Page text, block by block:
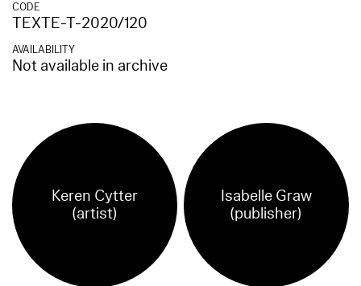
CODE
TEXTE-T-2020/120
AVAILABILITY
Not available in archive
Keren Cytter
(artist)
Isabelle Graw
(publisher)